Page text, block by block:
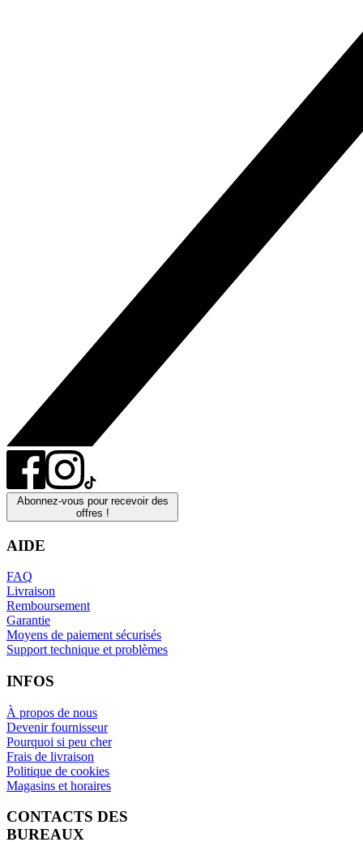
Abonnez-vous pour recevoir des
offres !
AIDE
FAQ
Livraison
Remboursement
Garantie
Moyens de paiement sécurisés
Support technique et problèmes
INFOS
À propos de nous
Devenir fournisseur
Pourquoi si peu cher
Frais de livraison
Politique de cookies
Magasins et horaires
CONTACTS DES
BUREAUX